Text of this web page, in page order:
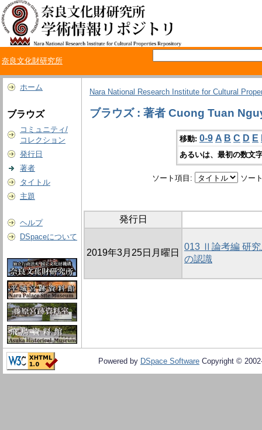
奈良文化財研究所
ホーム
ブラウズ
コミュニティ/
コレクション
発行日
著者
タイトル
主題
ヘルプ
DSpaceについて
Nara National Research Institute for Cultural
ブラウズ : 著者 Cuong Tuan
移動: 0-9 A B C D E
あるいは、最初の数文
ソート項目: ソー
発行日
2019年3月25日月曜日
013 Ⅱ論考編 研
の認識
Powered by DSpace Software Copyright ©